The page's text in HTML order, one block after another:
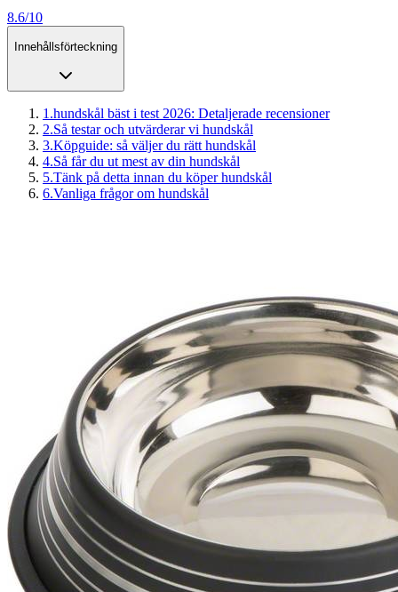
8.6/10
Innehållsförteckning
1 .hundskål bäst i test 2026: Detaljerade recensioner
2.Så testar och utvärderar vi hundskål
3.Köpguide: så väljer du rätt hundskål
4.Så får du ut mest av din hundskål
5.Tänk på detta innan du köper hundskål
6.Vanliga frågor om hundskål